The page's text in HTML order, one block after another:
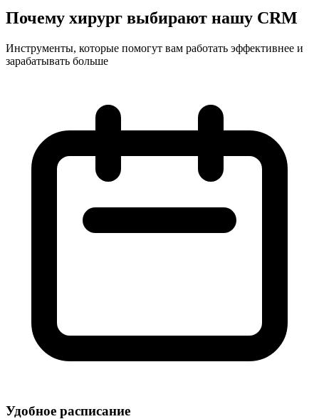
Почему хирург выбирают нашу CRM
Инструменты, которые помогут вам работать эффективнее и
зарабатывать больше
Удобное расписание